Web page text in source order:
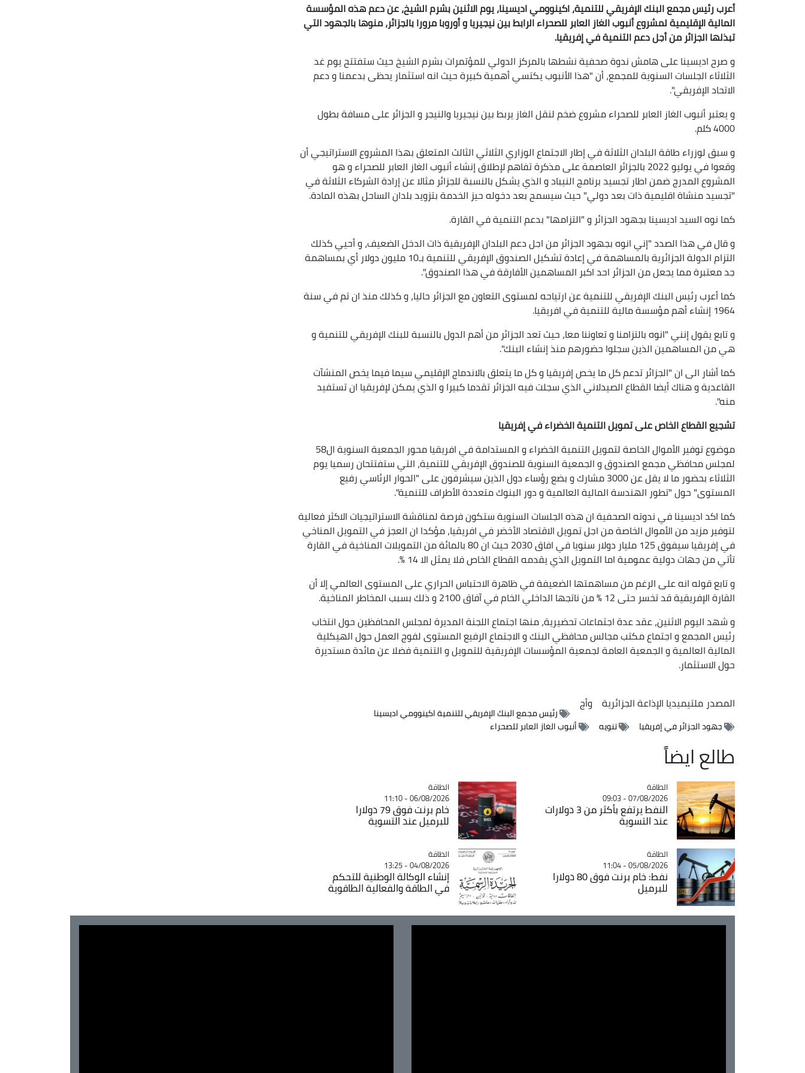
أعرب رئيس مجمع البنك الإفريقي للتنمية، اكينوومي اديسينا، يوم الاثنين بشرم الشيخ، عن دعم هذه المؤسسة
المالية الإقليمية لمشروع أنبوب الغاز العابر للصحراء الرابط بين نيجيريا و أوروبا مرورا بالجزائر، منوها بالجهود التي
تبذلها الجزائر من أجل دعم التنمية في إفريقيا.
و صرح اديسينا على هامش ندوة صحفية نشطها بالمركز الدولي للمؤتمرات بشرم الشيخ حيث ستفتتح يوم غد
الثلاثاء الجلسات السنوية للمجمع، أن "هذا الأنبوب يكتسي أهمية كبيرة حيث انه استثمار يحظى بدعمنا و دعم
الاتحاد الإفريقي".
و يعتبر أنبوب الغاز العابر للصحراء مشروع ضخم لنقل الغاز يربط بين نيجيريا والنيجر و الجزائر على مسافة بطول
4000 كلم.
و سبق لوزراء طاقة البلدان الثلاثة في إطار الاجتماع الوزاري الثلاثي الثالث المتعلق بهذا المشروع الاستراتيجي أن
وقعوا في يوليو 2022 بالجزائر العاصمة على مذكرة تفاهم لإطلاق إنشاء أنبوب الغاز العابر للصحراء و هو
المشروع المدرج ضمن اطار تجسيد برنامج النيباد و الذي يشكل بالنسبة للجزائر مثالا عن إرادة الشركاء الثلاثة في
"تجسيد منشاة اقليمية ذات بعد دولي" حيث سيسمح بعد دخوله حيز الخدمة بتزويد بلدان الساحل بهذه المادة.
كما نوه السيد اديسينا بجهود الجزائر و "التزامها" بدعم التنمية في القارة.
و قال في هذا الصدد "إني انوه بجهود الجزائر من اجل دعم البلدان الإفريقية ذات الدخل الضعيف، و أحيي كذلك
التزام الدولة الجزائرية بالمساهمة في إعادة تشكيل الصندوق الإفريقي للتنمية بـ10 مليون دولار أي بمساهمة
جد معتبرة مما يجعل من الجزائر احد اكبر المساهمين الأفارقة في هذا الصندوق".
كما أعرب رئيس البنك الإفريقي للتنمية عن ارتياحه لمستوى التعاون مع الجزائر حاليا، و كذلك منذ ان تم في سنة
1964 إنشاء أهم مؤسسة مالية للتنمية في افريقيا.
و تابع يقول إنني "انوه بالتزامنا و تعاوننا معا، حيث تعد الجزائر من أهم الدول بالنسبة للبنك الإفريقي للتنمية و
هي من المساهمين الذين سجلوا حضورهم منذ إنشاء البنك".
كما أشار الى ان "الجزائر تدعم كل ما يخص إفريقيا و كل ما يتعلق بالاندماج الإقليمي سيما فيما يخص المنشآت
القاعدية و هناك أيضا القطاع الصيدلاني الذي سجلت فيه الجزائر تقدما كبيرا و الذي يمكن لإفريقيا ان تستفيد
منه".
تشجيع القطاع الخاص على تمويل التنمية الخضراء في إفريقيا
موضوع توفير الأموال الخاصة لتمويل التنمية الخضراء و المستدامة في افريقيا محور الجمعية السنوية ال58
لمجلس محافظي مجمع الصندوق و الجمعية السنوية للصندوق الإفريقي للتنمية، التي ستفتتحان رسميا يوم
الثلاثاء بحضور ما لا يقل عن 3000 مشارك و بضع رؤساء دول الذين سيشرفون على "الحوار الرئاسي رفيع
المستوى" حول "تطور الهندسة المالية العالمية و دور البنوك متعددة الأطراف للتنمية".
كما اكد اديسينا في ندوته الصحفية ان هذه الجلسات السنوية ستكون فرصة لمناقشة الاستراتيجيات الاكثر فعالية
لتوفير مزيد من الأموال الخاصة من اجل تمويل الاقتصاد الأخضر في افريقيا، مؤكدا ان العجز في التمويل المناخي
في إفريقيا سيفوق 125 مليار دولار سنويا في افاق 2030 حيث ان 80 بالمائة من التمويلات المناخية في القارة
تأتي من جهات دولية عمومية اما التمويل الذي يقدمه القطاع الخاص فلا يمثل الا 14 %.
و تابع قوله انه على الرغم من مساهمتها الضعيفة في ظاهرة الاحتباس الحراري على المستوى العالمي إلا أن
القارة الإفريقية قد تخسر حتى 12 % من ناتجها الداخلي الخام في آفاق 2100 و ذلك بسبب المخاطر المناخية.
و شهد اليوم الاثنين، عقد عدة اجتماعات تحضيرية، منها اجتماع اللجنة المديرة لمجلس المحافظين حول انتخاب
رئيس المجمع و اجتماع مكتب مجالس محافظي البنك و الاجتماع الرفيع المستوى لفوج العمل حول الهيكلية
المالية العالمية و الجمعية العامة لجمعية المؤسسات الإفريقية للتمويل و التنمية فضلا عن مائدة مستديرة
حول الاستثمار.
المصدر ملتيميديا الإذاعة الجزائرية وأج
رئيس مجمع البنك الإفريقي للتنمية اكينوومي اديسينا
جهود الجزائر في إفريقيا
تنويه أنبوب الغاز العابر للصحراء
طالع ايضاً
Catégorie
الطاقة
07/08/2026 - 09:03
النفط يرتفع بأكثر من 3 دولارات
عند التسوية
Catégorie
الطاقة
06/08/2026 - 11:10
خام برنت فوق 79 دولارا
للبرميل عند التسوية
Catégorie
الطاقة
05/08/2026 - 11:04
نفط: خام برنت فوق 80 دولارا
للبرميل
Catégorie
الطاقة
04/08/2026 - 13:25
إنشاء الوكالة الوطنية للتحكم
في الطاقة والفعالية الطاقوية